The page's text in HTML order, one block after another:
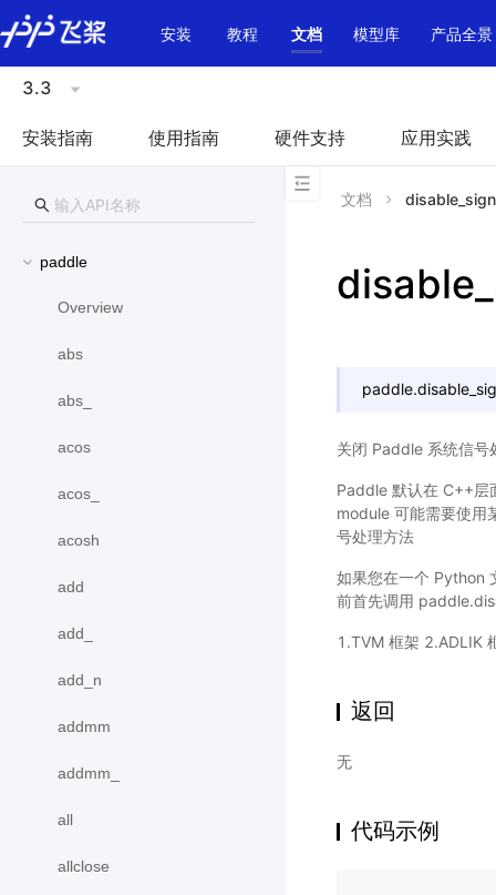
\u200E
安装
教程 文档 模型库 产品全景
3.3
安装指南 使用指南 硬件支持 应用实践
paddle
Overview
abs
abs_
acos
acos_
acosh
add
add_
add_n
addmm
addmm_
all
allclose
文档
paddle.
关闭 Paddle 系统信号
Paddle 默认在 C++层
module 可能需要使用
号处理方法
如果您在一个 Python
前首先调用
1.TVM 框架 2.ADLIK
返回
无
代码示例